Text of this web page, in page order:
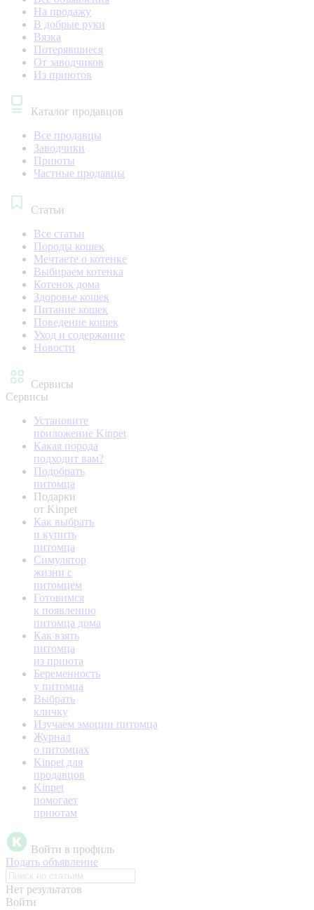
На продажу
В добрые руки
Вязка
Потерявшиеся
От заводчиков
Из приютов
Каталог продавцов
Все продавцы
Заводчики
Приюты
Частные продавцы
Статьи
Все статьи
Породы кошек
Мечтаете о котенке
Выбираем котенка
Котенок дома
Здоровье кошек
Питание кошек
Поведение кошек
Уход и содержание
Новости
Сервисы
Сервисы
Установите
приложение Kinpet
Какая порода
подходит вам?
Подобрать
питомца
Подарки
от Kinpet
Как выбрать
и купить
питомца
Симулятор
жизни с
питомцем
Готовимся
к появлению
питомца дома
Как взять
питомца
из приюта
Беременность
у питомца
Выбрать
кличку
Изучаем эмоции питомца
Журнал
о питомцах
Kinpet для
продавцов
Kinpet
помогает
приютам
Войти в профиль
Подать объявление
Нет результатов
Войти